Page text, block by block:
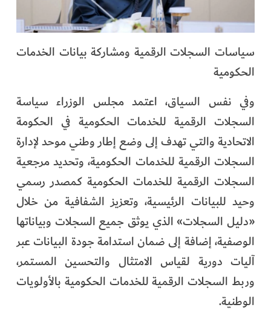
سياسات السجلات الرقمية ومشاركة بيانات الخدمات
الحكومية
وفي نفس السياق، اعتمد مجلس الوزراء سياسة
السجلات الرقمية للخدمات الحكومية في الحكومة
الاتحادية والتي تهدف إلى وضع إطار وطني موحد لإدارة
السجلات الرقمية للخدمات الحكومية، وتحديد مرجعية
السجلات الرقمية للخدمات الحكومية كمصدر رسمي
وحيد للبيانات الرئيسية، وتعزيز الشفافية من خلال
«دليل السجلات» الذي يوثق جميع السجلات وبياناتها
الوصفية، إضافة إلى ضمان استدامة جودة البيانات عبر
آليات دورية لقياس الامتثال والتحسين المستمر،
وربط السجلات الرقمية للخدمات الحكومية بالأولويات
الوطنية.